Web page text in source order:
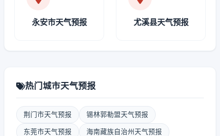
永安市天气预报 尤溪县天气预报
热门城市天气预报
荆门市天气预报 锡林郭勒盟天气预报
东莞市天气预报 海南藏族自治州天气预报